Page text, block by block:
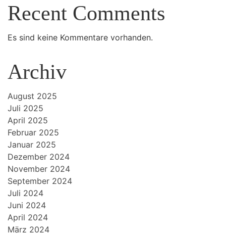
Recent Comments
Es sind keine Kommentare vorhanden.
Archiv
August 2025
Juli 2025
April 2025
Februar 2025
Januar 2025
Dezember 2024
November 2024
September 2024
Juli 2024
Juni 2024
April 2024
März 2024